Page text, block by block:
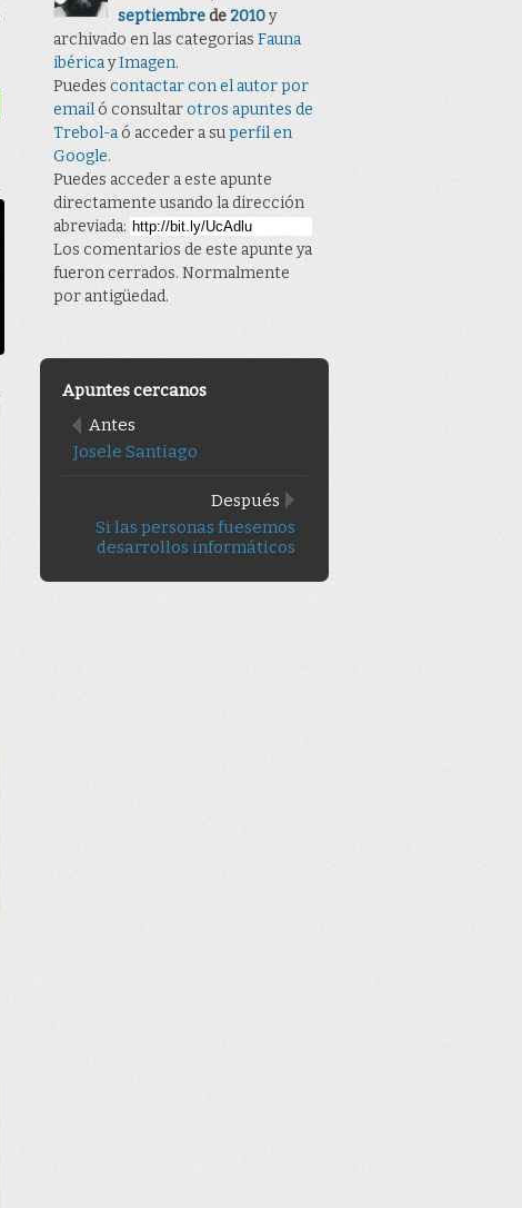
septiembrede 2010y
archivado en las categorias Fauna
ibéricayImagen.
Puedes contactar con el autor por
emailó consultarotros apuntes de
Trebol-aó acceder a superfil en
Google.
Puedes acceder a este apunte
directamente usando la dirección
abreviada:
Los comentarios de este apunte ya
fueron cerrados. Normalmente
por antigüedad.
Apuntes cercanos
Antes
Josele Santiago
Después
Si las personas fuesemos
desarrollos informáticos